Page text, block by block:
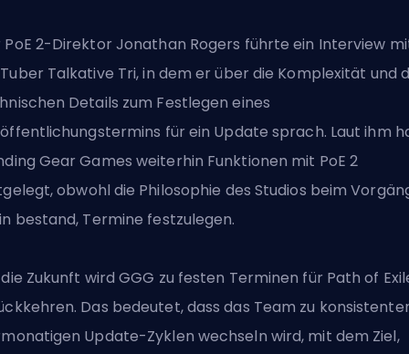
PoE 2-Direktor Jonathan Rogers führte ein Interview
Talkative Tri, in dem er über die Komplexität und
Details zum Festlegen eines
für ein Update sprach. Laut ihm
Gear Gamesweiterhin Funktionen mit PoE 2
, obwohl die Philosophie des Studios beim
bestand, Termine festzulegen.
Zukunft wird GGG zu festen Terminen für Path of
Das bedeutet, dass das Team zu
Update-Zyklen wechseln wird, mit dem Ziel,